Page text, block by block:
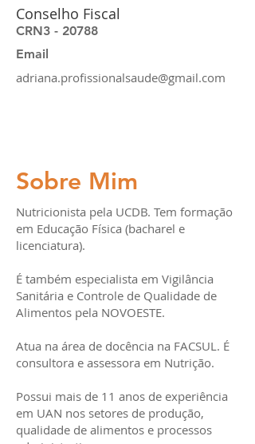
Conselho Fiscal
CRN3 - 20788
Email
adriana.profissionalsaude@gmail.com
Sobre Mim
Nutricionista pela UCDB. Tem formação
em Educação Física (bacharel e
licenciatura).
É também especialista em Vigilância
Sanitária e Controle de Qualidade de
Alimentos pela NOVOESTE.
Atua na área de docência na FACSUL. É
consultora e assessora em Nutrição.
Possui mais de 11 anos de experiência
em UAN nos setores de produção,
qualidade de alimentos e processos